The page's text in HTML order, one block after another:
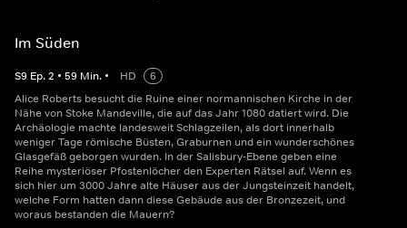
Im Süden
S9 Ep.2 • 59 Min. • HD
6
Alice Roberts besucht die Ruine einer normannischen Kirche in der
Nähe von Stoke Mandeville, die auf das Jahr 1080 datiert wird. Die
Archäologie machte landesweit Schlagzeilen, als dort innerhalb
weniger Tage römische Büsten, Graburnen und ein wunderschönes
Glasgefäß geborgen wurden. In der Salisbury-Ebene geben eine
Reihe mysteriöser Pfostenlöcher den Experten Rätsel auf. Wenn es
sich hier um 3000 Jahre alte Häuser aus der Jungsteinzeit handelt,
welche Form hatten dann diese Gebäude aus der Bronzezeit, und
woraus bestanden die Mauern?